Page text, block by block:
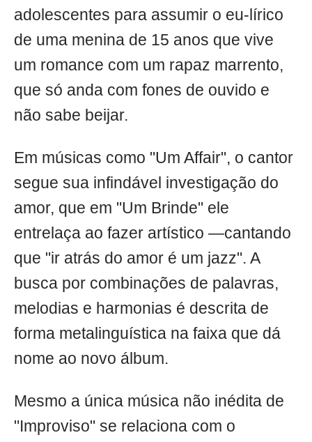
adolescentes para assumir o eu-lírico
de uma menina de 15 anos que vive
um romance com um rapaz marrento,
que só anda com fones de ouvido e
não sabe beijar.
Em músicas como "Um Affair", o cantor
segue sua infindável investigação do
amor, que em "Um Brinde" ele
entrelaça ao fazer artístico —cantando
que "ir atrás do amor é um jazz". A
busca por combinações de palavras,
melodias e harmonias é descrita de
forma metalinguística na faixa que dá
nome ao novo álbum.
Mesmo a única música não inédita de
"Improviso" se relaciona com o